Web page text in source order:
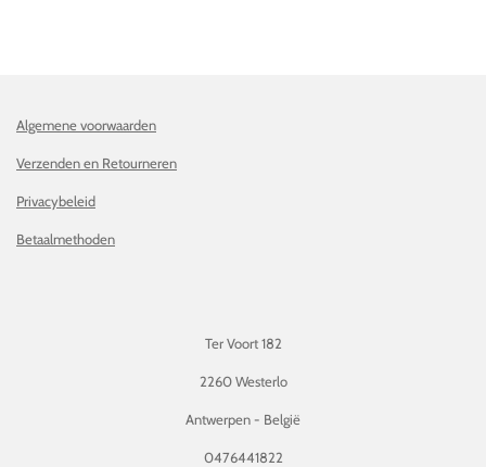
Algemene voorwaarden
Verzenden en Retourneren
Privacybeleid
Betaalmethoden
Ter Voort 182
2260 Westerlo
Antwerpen - België
0476441822